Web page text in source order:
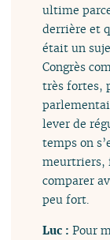
ultime
derrière et
était un
Congrès
très fortes,
lever de
temps on
meurtriers,
comparer
peu fort.
Luc :Pour